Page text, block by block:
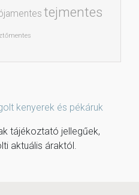
tejmentes
kenyerek és pékáruk
tájékoztató jellegűek,
aktuális áraktól.